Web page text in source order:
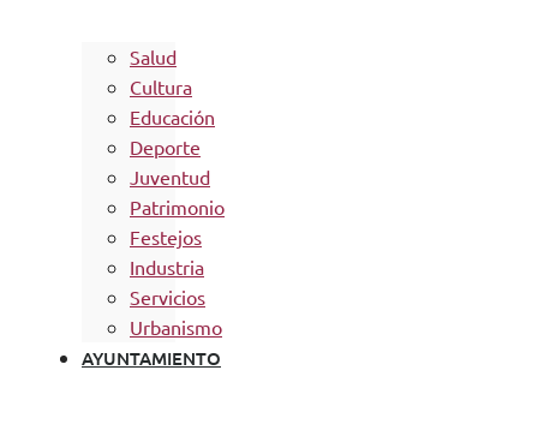
Salud
Cultura
Educación
Deporte
Juventud
Patrimonio
Festejos
Industria
Servicios
Urbanismo
AYUNTAMIENTO